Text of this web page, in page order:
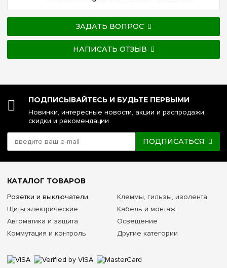
ЗАДАТЬ ВОПРОС
НАПИСАТЬ ОТЗЫВ
ПОДПИСЫВАЙТЕСЬ И БУДЬТЕ ПЕРВЫМИ
Новинки, интересные новости, акции и распродажи,
скидки и рекомендации
ПОДПИСАТЬСЯ
КАТАЛОГ ТОВАРОВ
Розетки и выключатели
Щиты электрические
Автоматика и защита
Коммутация и контроль
Клеммы, гильзы, изолента
Кабель и монтаж
Освещение
Другие категории